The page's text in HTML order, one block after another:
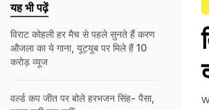
यह भी पढ़ें
विराट कोहली हर मैच से पहले सुनते हैं करण
औजला का ये गाना, यूट्यूब पर मिले हैं 10
करोड़ व्यूज
वर्ल्ड कप जीत पर बोले हरभजन सिंह- पैसा,